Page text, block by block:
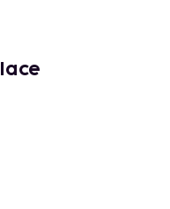
Check-in rápido,
das 2 piscinas
diferente, por
hotel disponibiliza
Não